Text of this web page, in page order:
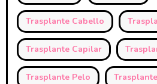
Trasplante Cabello
Trasplante Capilar
Trasplante Pelo